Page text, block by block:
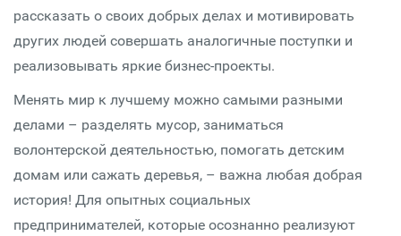
рассказать о своих добрых делах и мотивировать
других людей совершать аналогичные поступки и
реализовывать яркие бизнес-проекты.
Менять мир к лучшему можно самыми разными
делами – разделять мусор, заниматься
волонтерской деятельностью, помогать детским
домам или сажать деревья, – важна любая добрая
история! Для опытных социальных
предпринимателей, которые осознанно реализуют